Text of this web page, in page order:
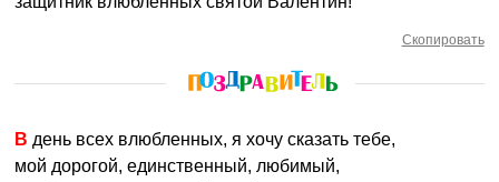
Скопировать
В день всех влюбленных, я хочу сказать тебе,
мой дорогой, единственный, любимый,